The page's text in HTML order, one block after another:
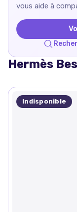
vous aide à
Hermès
Indisponible